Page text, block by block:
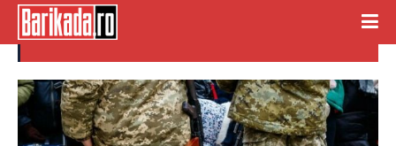
familii